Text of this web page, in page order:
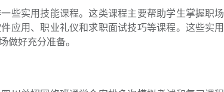
些实用技能课程。这类课程主要帮助学生掌握职
应用、职业礼仪和求职面试技巧等课程。这些实
做好充分准备。